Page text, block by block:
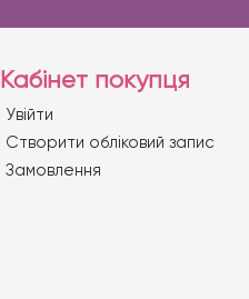
Кабінет покупця
Увійти
Створити обліковий запис
Замовлення